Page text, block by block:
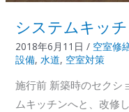
システムキッ
2018年6月11日/ 空室修
設備,水道, 空室対策
施行前 新築時のセクシ
ムキッチンへと、改修